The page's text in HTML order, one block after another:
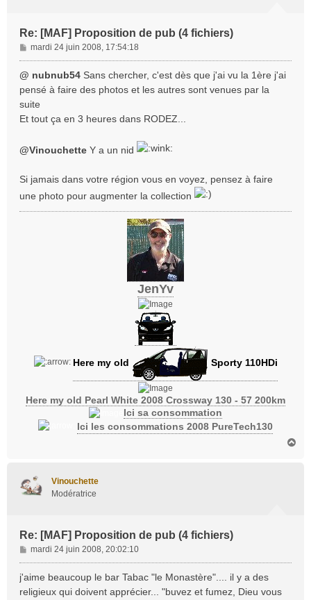
Re: [MAF] Proposition de pub (4 fichiers)
M
e
s
g
e
mardi 24 juin 2008, 17:54:18
@ nubnub54 Sans chercher, c'est dès que j'ai vu la 1ère j'ai
pensé à faire des photos et les autres sont venues par la
suite
Et tout ça en 3 heures dans RODEZ...
@Vinouchette Y a un nid
Si jamais dans votre région vous en voyez, pensez à faire
une photo pour augmenter la collection
JenYv
Here my old Sporty 110HDi
Here my old Pearl White 2008 Crossway 130 - 57 200km
Ici sa consommation
Ici les consommations 2008 PureTech130
Vinouchette
Modératrice
Re: [MAF] Proposition de pub (4 fichiers)
M
e
s
s
mardi 24 juin 2008, 20:02:10
j'aime beaucoup le bar Tabac "le Monastère".... il y a des
religieux qui doivent apprécier... "buvez et fumez, Dieu vous